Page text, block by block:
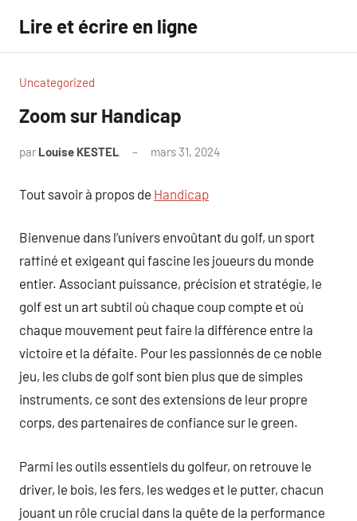
contenu
Lire et écrire en ligne
Uncategorized
Zoom sur Handicap
par Louise KESTEL mars 31, 2024
Tout savoir à propos de Handicap
Bienvenue dans l’univers envoûtant du golf, un sport
raffiné et exigeant qui fascine les joueurs du monde
entier. Associant puissance, précision et stratégie, le
golf est un art subtil où chaque coup compte et où
chaque mouvement peut faire la différence entre la
victoire et la défaite. Pour les passionnés de ce noble
jeu, les clubs de golf sont bien plus que de simples
instruments, ce sont des extensions de leur propre
corps, des partenaires de confiance sur le green.
Parmi les outils essentiels du golfeur, on retrouve le
driver, le bois, les fers, les wedges et le putter, chacun
jouant un rôle crucial dans la quête de la performance